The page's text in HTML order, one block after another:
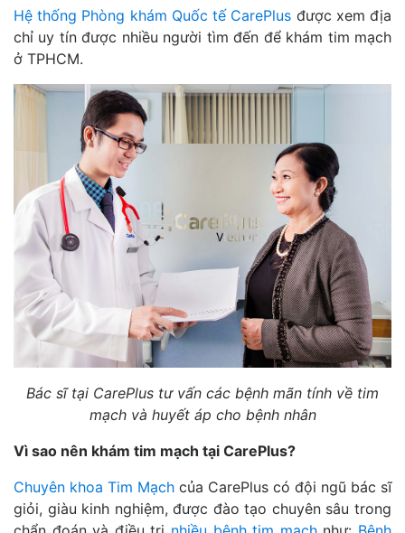
Hệ thống Phòng khám Quốc tế CarePlus được xem địa
chỉ uy tín được nhiều người tìm đến để khám tim mạch
ở TPHCM.
Bác sĩ tại CarePlus tư vấn các bệnh mãn tính về tim
mạch và huyết áp cho bệnh nhân
Vì sao nên khám tim mạch tại CarePlus?
Chuyên khoa Tim Mạch của CarePlus có đội ngũ bác sĩ
giỏi, giàu kinh nghiệm, được đào tạo chuyên sâu trong